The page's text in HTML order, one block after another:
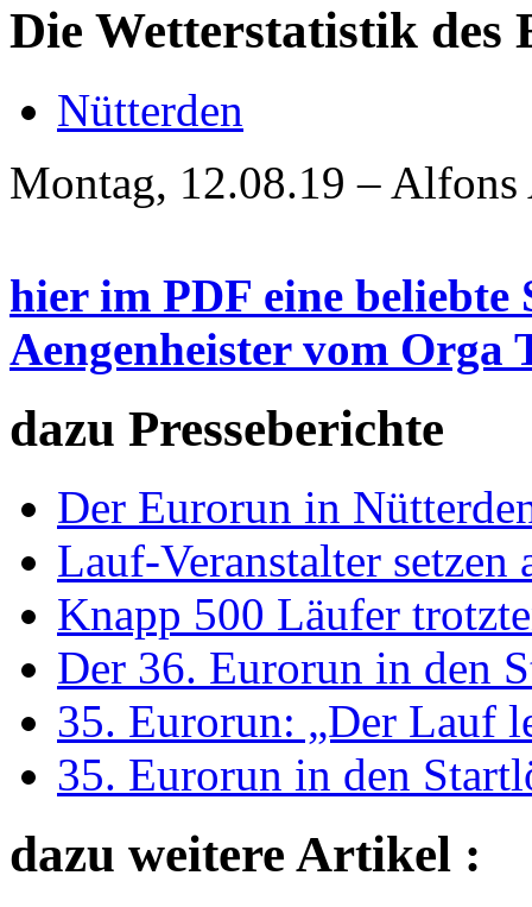
Die Wetterstatistik
Nütterden
Montag, 12.08.19 – Alfons
hier im PDF eine
Aengenheister vom Orga
dazu Presseberichte
Der Eurorun in
Lauf-Veranstalter
Knapp 500 Läufer
Der 36. Eurorun in den
35. Eurorun: „Der Lauf
35. Eurorun in den
dazu weitere Artikel :